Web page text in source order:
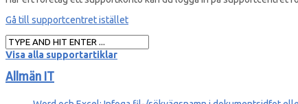
Gå till supportcentret istället
Visa alla supportartiklar
Allmän IT